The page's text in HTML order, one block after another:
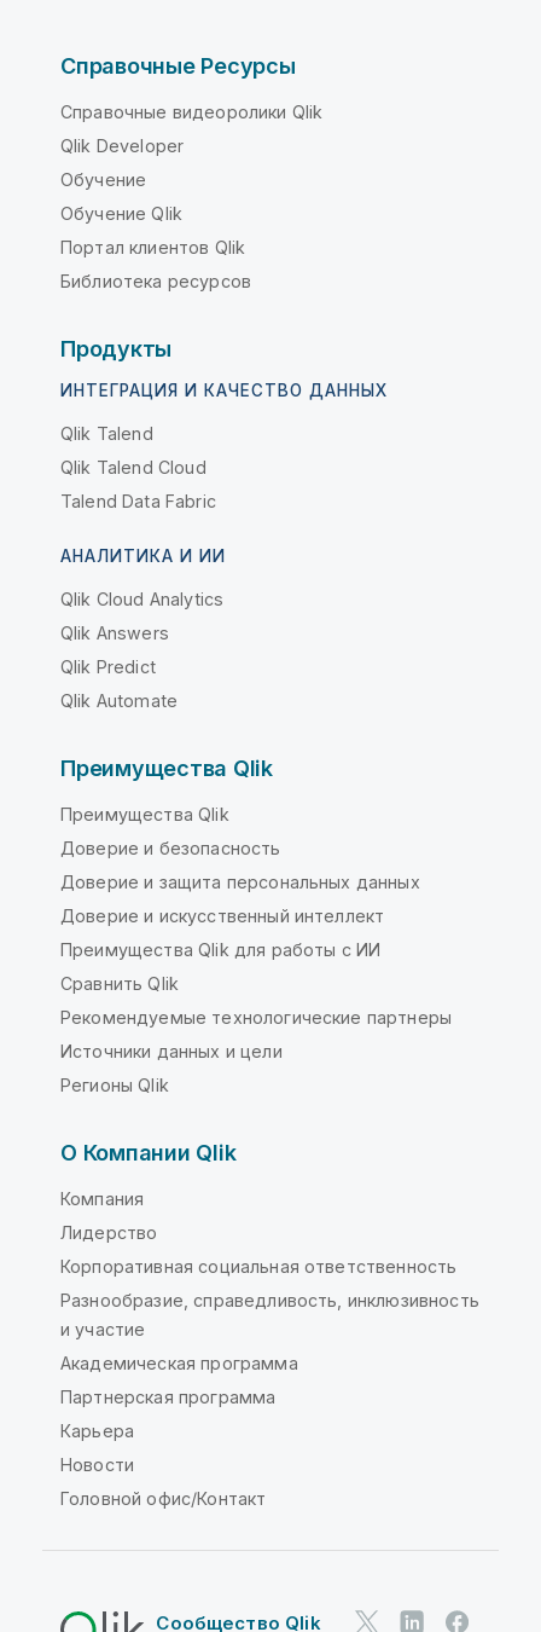
Справочные Ресурсы
Справочные видеоролики Qlik
Qlik Developer
Обучение
Обучение Qlik
Портал клиентов Qlik
Библиотека ресурсов
Продукты
ИНТЕГРАЦИЯ И КАЧЕСТВО ДАННЫХ
Qlik Talend
Qlik Talend Cloud
Talend Data Fabric
АНАЛИТИКА И ИИ
Qlik Cloud Analytics
Qlik Answers
Qlik Predict
Qlik Automate
Преимущества Qlik
Преимущества Qlik
Доверие и безопасность
Доверие и защита персональных данных
Доверие и искусственный интеллект
Преимущества Qlik для работы с ИИ
Сравнить Qlik
Рекомендуемые технологические партнеры
Источники данных и цели
Регионы Qlik
О Компании Qlik
Компания
Лидерство
Корпоративная социальная ответственность
Разнообразие, справедливость, инклюзивность
и участие
Академическая программа
Партнерская программа
Карьера
Новости
Головной офис/Контакт
Сообщество Qlik